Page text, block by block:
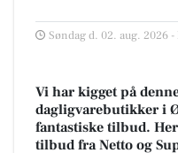
Søndag d. 02. aug. 2026 -
Vi har kigget på
dagligvarebutikker i
fantastiske tilbud.
tilbud fra Netto og